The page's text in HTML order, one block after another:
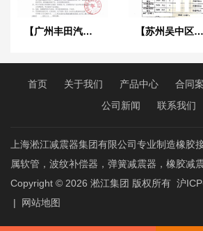
【广州丰田汽车工厂项目】DN200橡胶接头“汽车工厂案例” 【苏州吴中区市政污水处理项目】热镀锌法兰橡胶接头合同
首页 关于我们 产品中心 合同
公司新闻
联系我们
上海淞江减震器集团有限公司专业制造橡胶
属软管，波纹补偿器，弹簧减震器，橡胶减
Copyright © 2026 淞江集团 版权所有 沪
|
网站地图